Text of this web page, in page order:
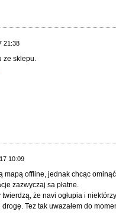
21:38
ze sklepu.
10:09
mapą offline, jednak chcąc
zazwyczaj sa płatne.
że navi ogłupia i
Tez tak uwazałem do